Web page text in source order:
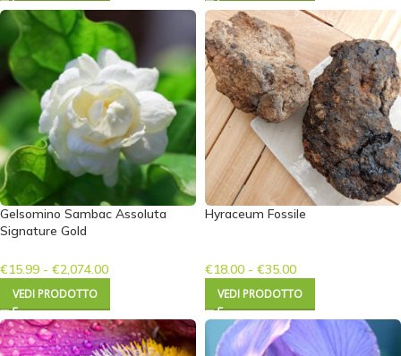
Gelsomino Sambac Assoluta
Signature Gold
€15.99 - €2,074.00
VEDI PRODOTTO
Hyraceum Fossile
€18.00 - €35.00
VEDI PRODOTTO